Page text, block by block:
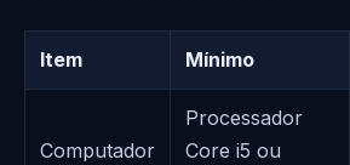
Item Mínimo
Computador
Processador
Core i5 ou